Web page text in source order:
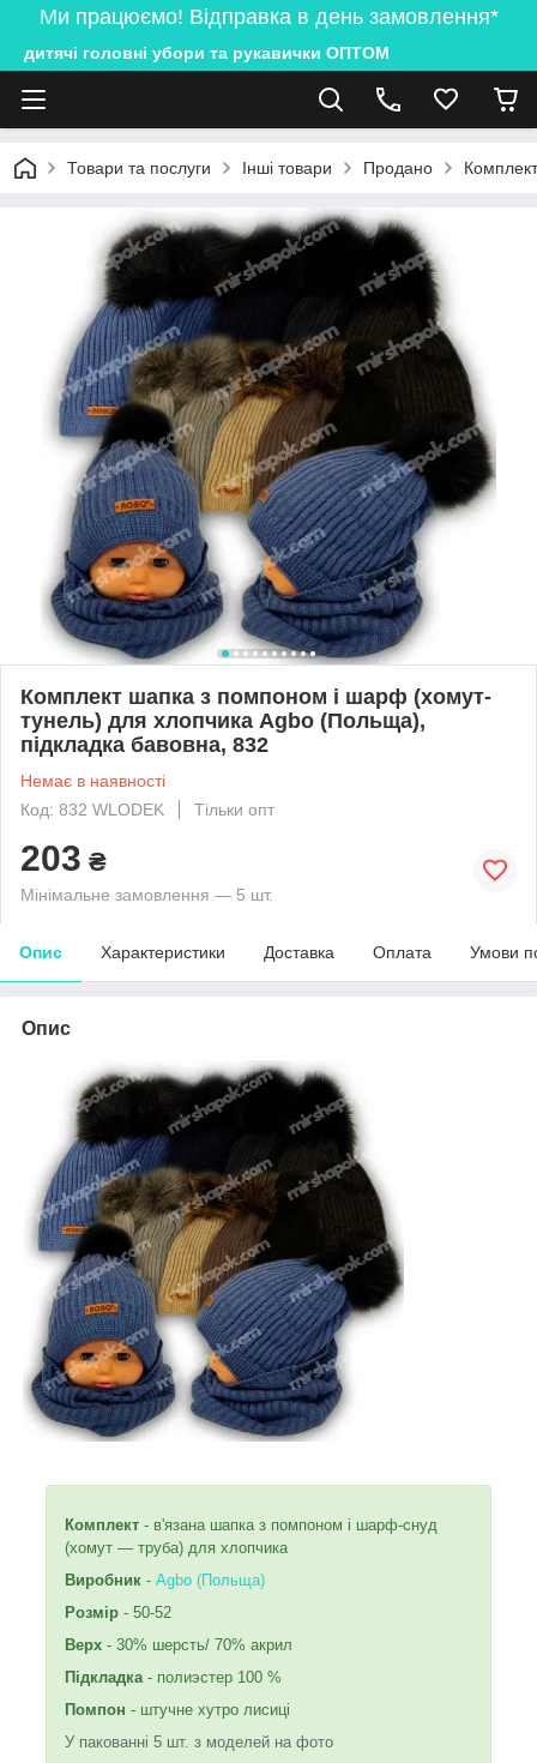
Ми працюємо! Відправка в день замовлення*
дитячі головні убори та рукавички ОПТОМ
Товари та послуги Інші товари Продано
Комплект шапка з помпоном і шарф (хомут-
тунель) для хлопчика Agbo (Польща),
підкладка бавовна, 832
Немає в наявності
Код: 832 WLODEK
Тільки опт
203 ₴
Мінімальне замовлення — 5 шт.
Опис Характеристики Доставка Оплата Умови
Опис
Комплект - в'язана шапка з помпоном і шарф-снуд
(хомут — труба) для хлопчика
Виробник - Agbo (Польща)
Розмір - 50-52
Верх - 30% шерсть/ 70% акрил
Підкладка - полиэстер 100 %
Помпон - штучне хутро лисиці
У пакованні 5 шт. з моделей на фото